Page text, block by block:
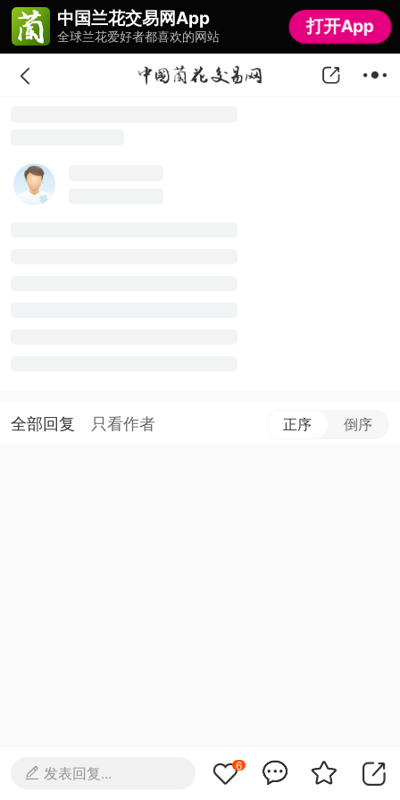
中国兰花交易网App
全球兰花爱好者都喜欢的网站 打开App
中国兰花交易网App
全球兰花爱好者都喜欢的网站 打开App
全部回复 只看作者 正序 倒序
发表回复...
6